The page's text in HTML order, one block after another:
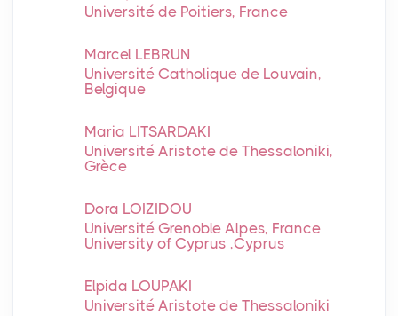
Université de Poitiers, France
Marcel LEBRUN
Université Catholique de Louvain,
Belgique
Maria LITSARDAKI
Université Aristote de Thessaloniki,
Grèce
Dora LOIZIDOU
Université Grenoble Alpes, France
University of Cyprus ,Cyprus
Elpida LOUPAKI
Université Aristote de Thessaloniki